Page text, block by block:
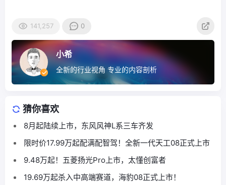
141,257 0
小希
全新的行业视角 专业的内容剖析
猜你喜欢
8月起陆续上市，东风风神L系三车齐发
限时价17.99万起配满配智驾！全新一代天工08正式上市
9.48万起！五菱扬光Pro上市，太懂创富者
19.69万起杀入中高端赛道，海豹08正式上市！